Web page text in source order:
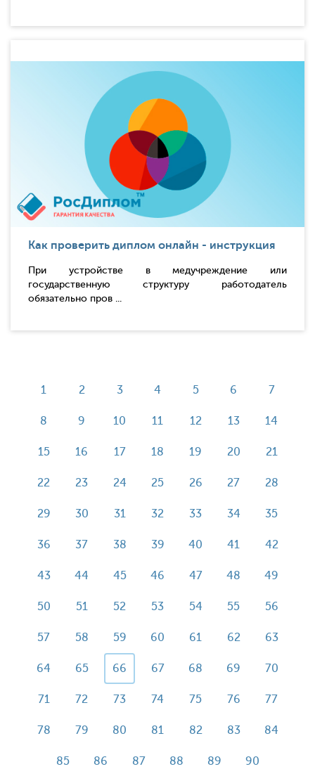
Как проверить диплом онлайн - инструкция
При устройстве в медучреждение или
государственную структуру работодатель
обязательно пров ...
1 2 3 4 5 6 7
8 9 10 11 12 13 14
15 16 17 18 19 20 21
22 23 24 25 26 27 28
29 30 31 32 33 34 35
36 37 38 39 40 41 42
43 44 45 46 47 48 49
50 51 52 53 54 55 56
57 58 59 60 61 62 63
64 65 66 67 68 69 70
71 72 73 74 75 76 77
78 79 80 81 82 83 84
85 86 87 88 89 90